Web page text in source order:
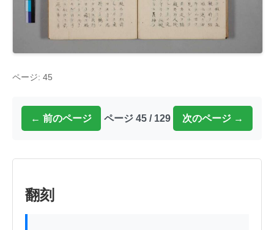
ページ: 45
← 前のページ ページ 45 / 129 次のページ →
翻刻